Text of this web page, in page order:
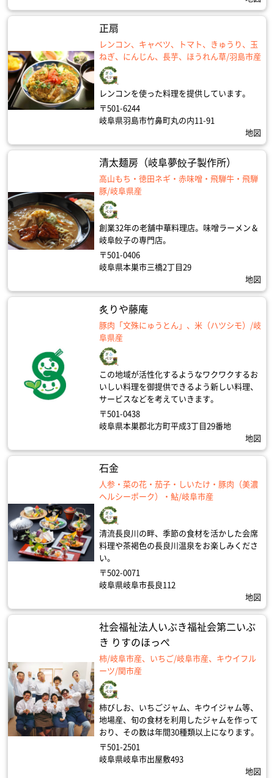
正扇
レンコン、キャベツ、トマト、きゅうり、玉
ねぎ、にんじん、長芋、ほうれん草/羽島市産
レンコンを使った料理を提供しています。
〒501-6244
岐阜県羽島市竹鼻町丸の内11-91
地図
清太麺房（岐阜夢餃子製作所）
高山もち・徳田ネギ・赤味噌・飛騨牛・飛騨
豚/岐阜県産
創業32年の老舗中華料理店。味噌ラーメン＆
岐阜餃子の専門店。
〒501-0406
岐阜県本巣市三橋2丁目29
地図
炙りや藤庵
豚肉「文殊にゅうとん」、米（ハツシモ）/岐
阜県産
この地域が活性化するようなワクワクするお
いしい料理を御提供できるよう新しい料理、
サービスなどを考えていきます。
〒501-0438
岐阜県本巣郡北方町平成3丁目29番地
地図
石金
人参・菜の花・茄子・しいたけ・豚肉（美濃
ヘルシーポーク）・鮎/岐阜市産
清流長良川の畔、季節の食材を活かした会席
料理や茶褐色の長良川温泉をお楽しみくださ
い。
〒502-0071
岐阜県岐阜市長良112
地図
社会福祉法人いぶき福祉会第二いぶ
き りすのほっぺ
柿/岐阜市産、いちご/岐阜市産、キウイフル
ーツ/関市産
柿びしお、いちごジャム、キウイジャム等、
地場産、旬の食材を利用したジャムを作って
おり、その数は年間30種類以上になります。
〒501-2501
岐阜県岐阜市出屋敷493
地図